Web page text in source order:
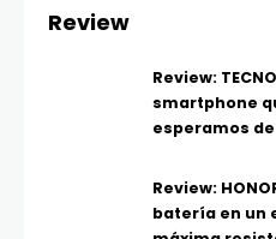
Review
Review:
smartphone
esperamos
Review:
batería en un